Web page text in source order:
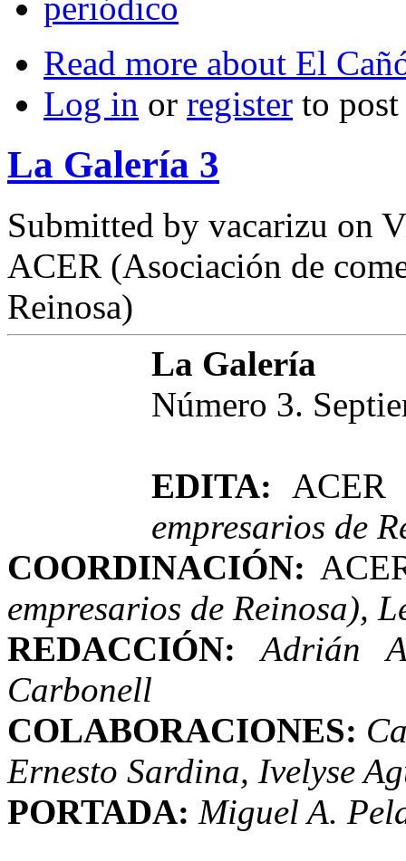
Read more about El
Log in or register to
La Galería 3
Submitted by vacarizu on
ACER (Asociación de
Reinosa)
La Galería
Número 3.
EDITA: ACER
empresarios de
COORDINACIÓN:
empresarios de Reinosa),
REDACCIÓN:Adrián
Carbonell
COLABORACIONES:
Ernesto Sardina, Ivelyse
PORTADA: Miguel A.